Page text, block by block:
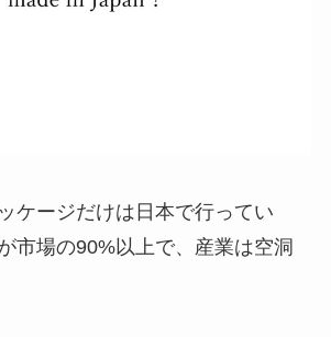
ケージだけは日本で行ってい
市場の90%以上で、産業は空洞